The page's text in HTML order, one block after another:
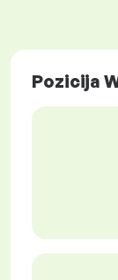
Pozicija